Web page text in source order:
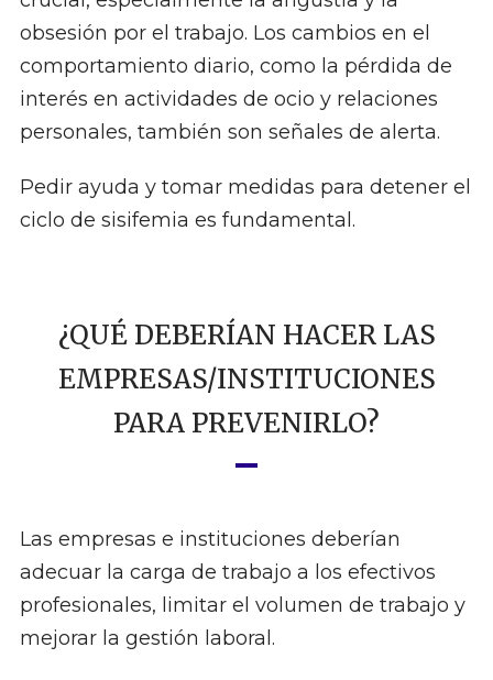
obsesión por el trabajo. Los cambios en el
comportamiento diario, como la pérdida de
interés en actividades de ocio y relaciones
personales, también son señales de alerta.
Pedir ayuda y tomar medidas para detener el
ciclo de sisifemia es fundamental.
¿QUÉ DEBERÍAN HACER LAS
EMPRESAS/INSTITUCIONES
PARA PREVENIRLO?
Las empresas e instituciones deberían
adecuar la carga de trabajo a los efectivos
profesionales, limitar el volumen de trabajo y
mejorar la gestión laboral.